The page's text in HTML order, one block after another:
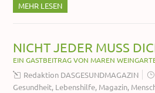
MEHR LESEN
NICHT JEDER MUSS
EIN GASTBEITRAG VON MAREN
Redaktion DASGESUNDMAGAZIN
Gesundheit, Lebenshilfe, Magazin,